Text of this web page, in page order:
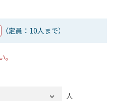
（定員：10人まで）
人